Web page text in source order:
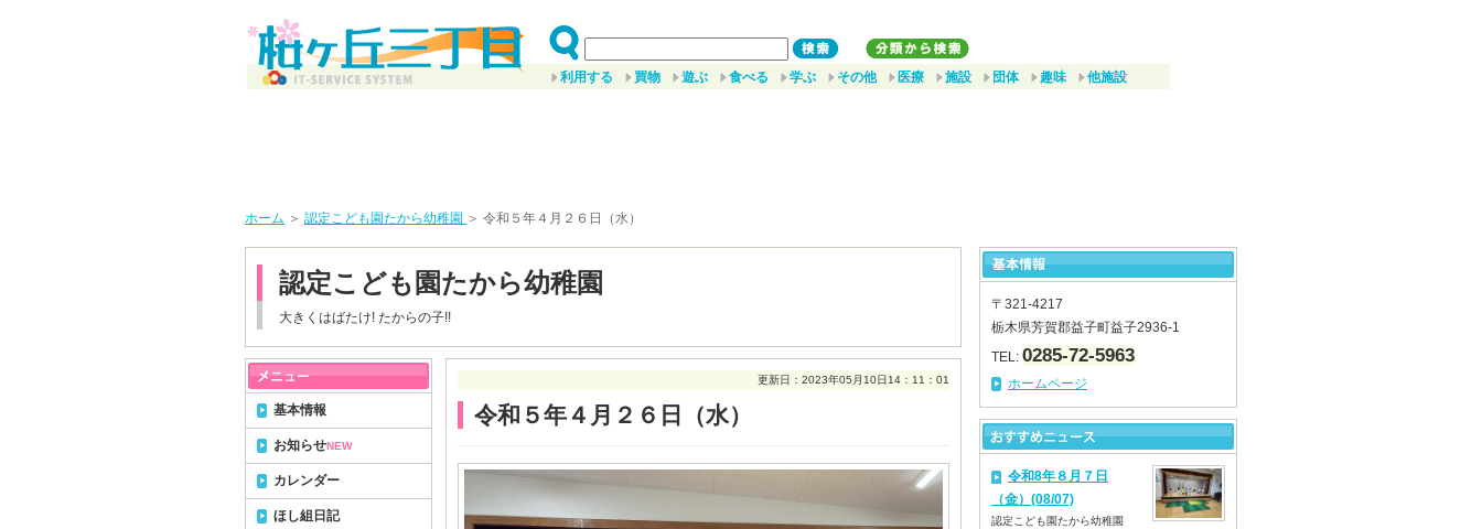
利用する 買物 遊ぶ 食べる 学ぶ その他 医療 施設 団体 趣味 他施設
ホーム ＞ 認定こども園たから幼稚園 ＞ 令和５年４月２６日（水）
認定こども園たから幼稚園
大きくはばたけ! たからの子!!
更新日：2023年05月10日14：11：01
令和５年４月２６日（水）
基本情報
お知らせNEW
カレンダー
ほし組日記
〒321-4217
栃木県芳賀郡益子町益子2936-1
TEL: 0285-72-5963
ホームページ
令和8年８月７日
（金）(08/07)
認定こども園たから幼稚園